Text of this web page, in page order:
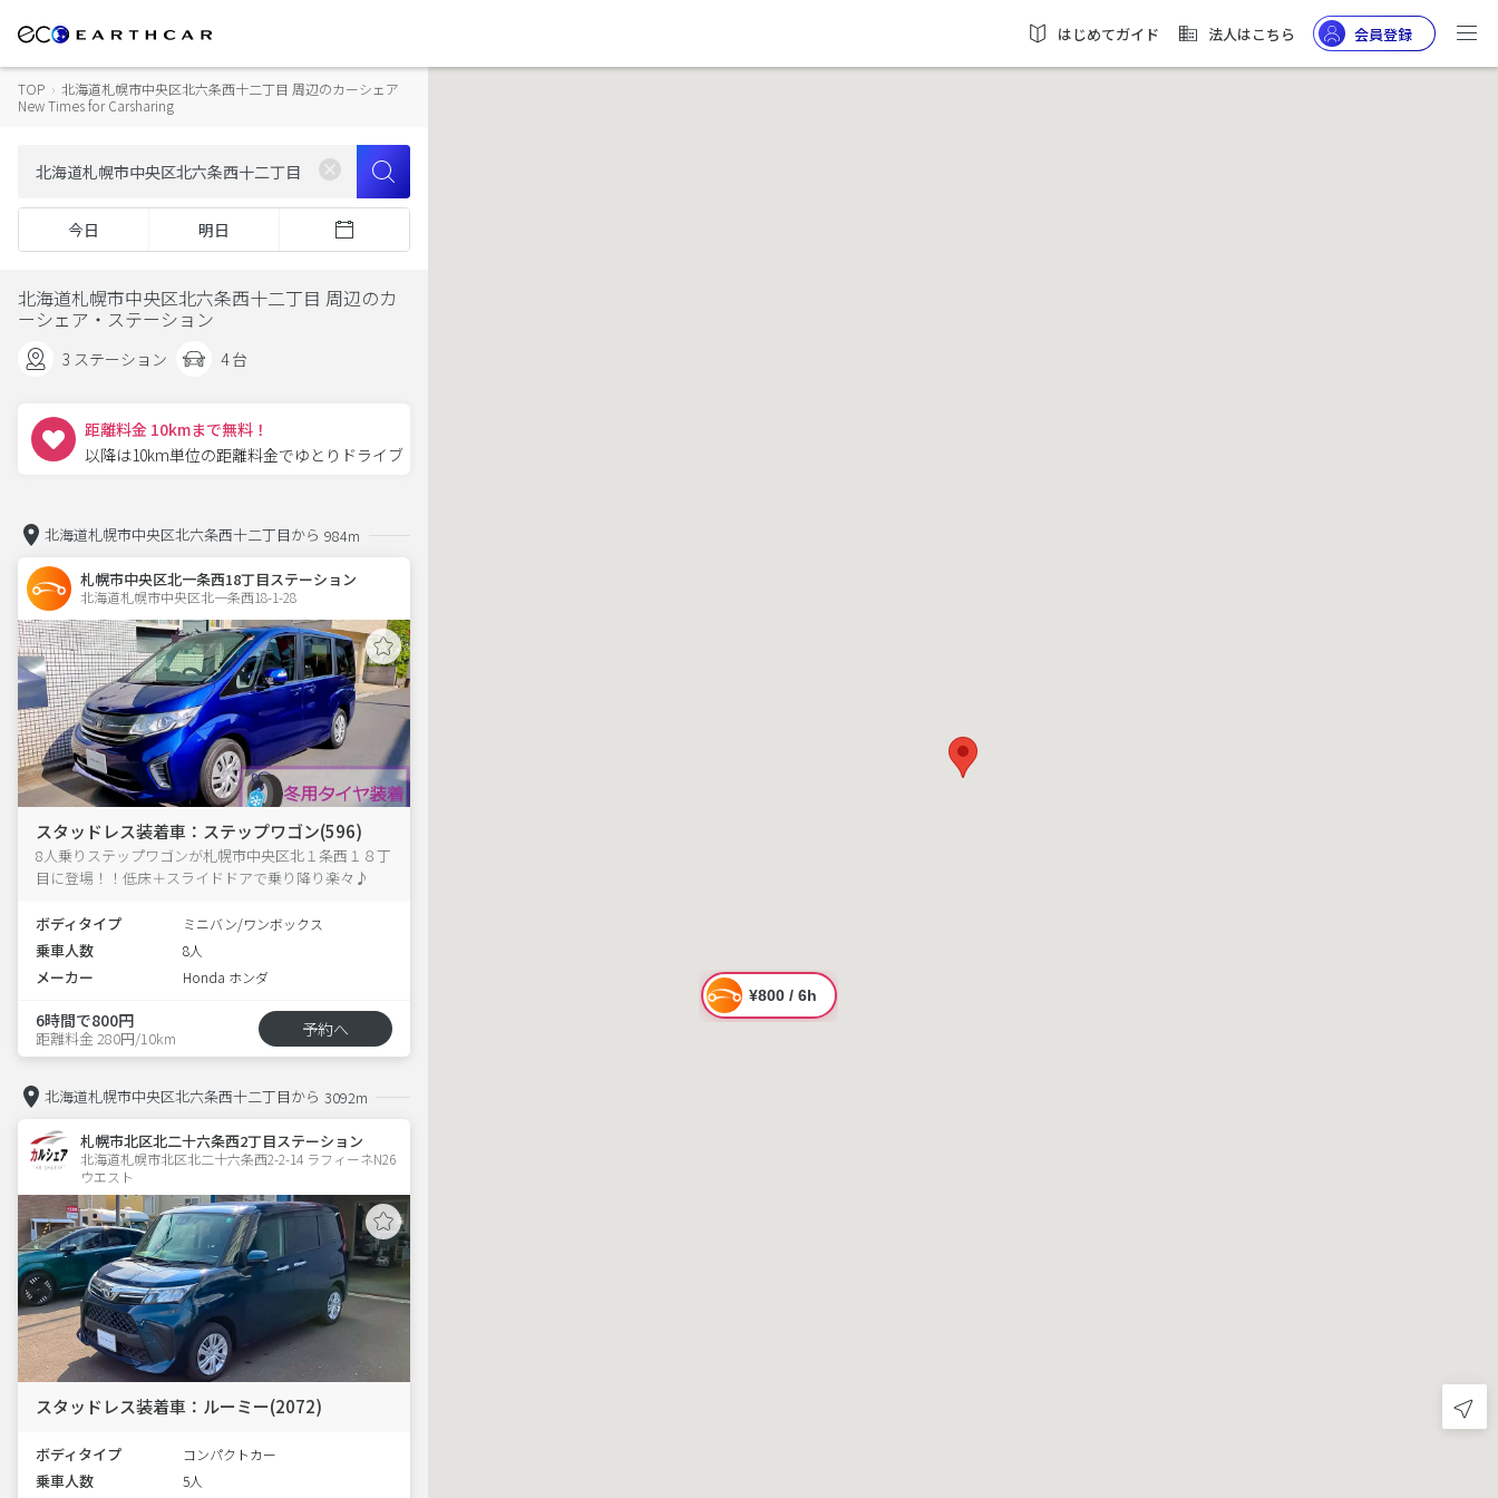
はじめてガイド 法人はこちら 会員登録
TOP › 北海道札幌市中央区北六条西十二丁目 周辺のカーシェア
New Times for Carsharing
今日 明日
北海道札幌市中央区北六条西十二丁目 周辺のカ
ーシェア・ステーション
3 ステーション 4 台
距離料金 10kmまで無料！
以降は10km単位の距離料金でゆとりドライブ
北海道札幌市中央区北六条西十二丁目から 984m
札幌市中央区北一条西18丁目ステーション
北海道札幌市中央区北一条西18-1-28
スタッドレス装着車：ステップワゴン(596)
8人乗りステップワゴンが札幌市中央区北１条西１８丁
目に登場！！低床＋スライドドアで乗り降り楽々♪
ボディタイプ ミニバン/ワンボックス
乗車人数 8人
メーカー Honda ホンダ
6時間で800円
距離料金 280円/10km 予約へ
北海道札幌市中央区北六条西十二丁目から 3092m
札幌市北区北二十六条西2丁目ステーション
北海道札幌市北区北二十六条西2-2-14 ラフィーネN26
ウエスト
スタッドレス装着車：ルーミー(2072)
ボディタイプ コンパクトカー
乗車人数 5人